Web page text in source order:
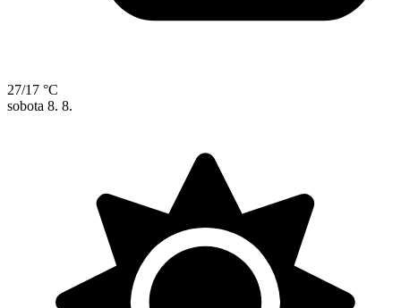
27/17 °C
sobota 8. 8.